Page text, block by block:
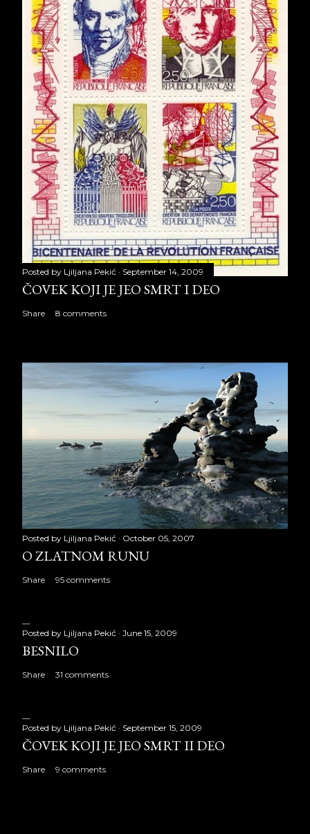
Posted by Ljiljana Pekić September 14, 2009
ČOVEK KOJI JE JEO SMRT I DEO
Share 8 comments
Posted by Ljiljana Pekić October 05, 2007
O ZLATNOM RUNU
Share 95 comments
Posted by Ljiljana Pekić June 15, 2009
BESNILO
Share 31 comments
Posted by Ljiljana Pekić September 15, 2009
ČOVEK KOJI JE JEO SMRT II DEO
Share 9 comments